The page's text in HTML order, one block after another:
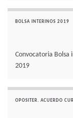
BOLSA INTERINOS 2019
Convocatoria Bolsa
2019
OPOSITER. ACUERDO